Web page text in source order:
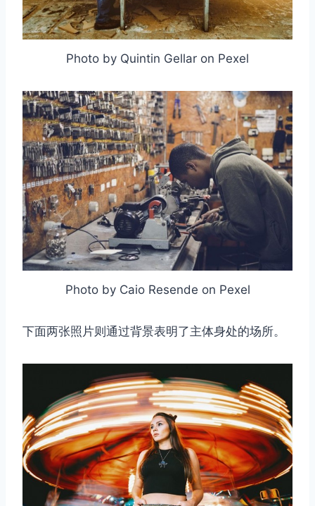
Photo by Quintin Gellar on Pexel
Photo by Caio Resende on Pexel
下面两张照片则通过背景表明了主体身处的场所。